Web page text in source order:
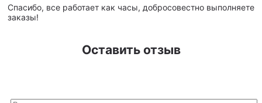
Спасибо, все работает как часы, добросовестно выполняете
заказы!
Оставить отзыв